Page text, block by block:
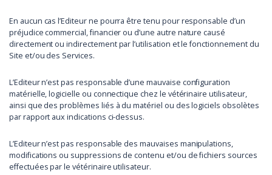
En aucun cas l’Editeur ne pourra être tenu pour responsable d’un
préjudice commercial, financier ou d’une autre nature causé
directement ou indirectement par l’utilisation et le fonctionnement du
Site et/ou des Services.
L’Editeur n’est pas responsable d’une mauvaise configuration
matérielle, logicielle ou connectique chez le vétérinaire utilisateur,
ainsi que des problèmes liés à du matériel ou des logiciels obsolètes
par rapport aux indications ci-dessus.
L’Editeur n’est pas responsable des mauvaises manipulations,
modifications ou suppressions de contenu et/ou de fichiers sources
effectuées par le vétérinaire utilisateur.